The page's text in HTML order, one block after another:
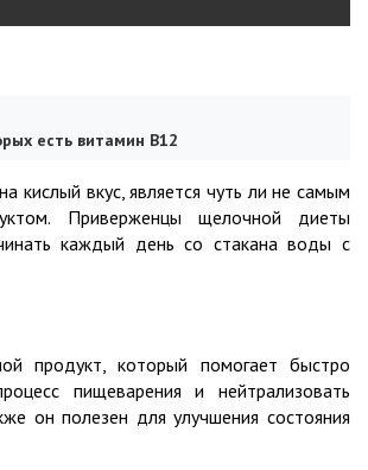
есть витамин В12
кислый вкус, является чуть ли не самым
Приверженцы щелочной диеты
каждый день со стакана воды с
продукт, который помогает быстро
пищеварения и нейтрализовать
он полезен для улучшения состояния